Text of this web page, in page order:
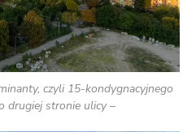
czyli 15-kondygnacyjnego
drugiej stronie ulicy –